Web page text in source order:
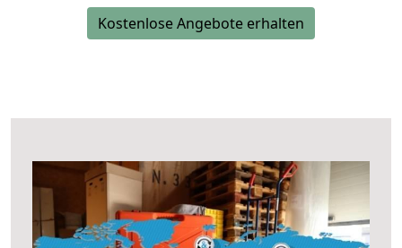
Kostenlose Angebote erhalten